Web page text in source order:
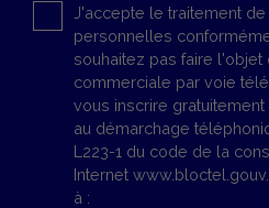
J'accepte le traitement
personnelles
souhaitez pas faire l'objet
commerciale par voie
vous inscrire
au démarchage
L223-1 du code de la
Internet
à :